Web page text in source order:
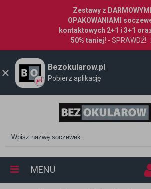
Zestawy z DARMOWYMI
OPAKOWANIAMI
kontaktowych 2+1 i 3+1
50% taniej! - SPRAWDŹ!
Bezokularow.pl
Pobierz aplikację
MENU